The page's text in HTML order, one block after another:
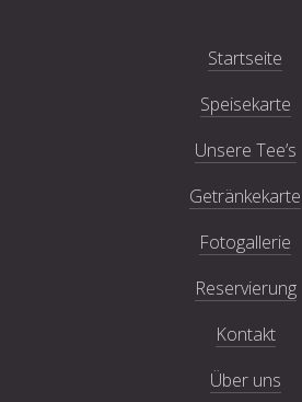
Startseite
Speisekarte
Unsere Tee’s
Getränkekarte
Fotogallerie
Reservierung
Kontakt
Über uns